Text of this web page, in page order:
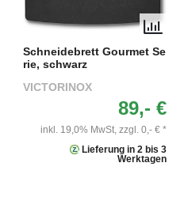
Schneidebrett Gourmet Se
rie, schwarz
VICTORINOX
89,- €
inkl. 19,0% MwSt, zzgl. 0,- € *
Lieferung in 2 bis 3
Werktagen